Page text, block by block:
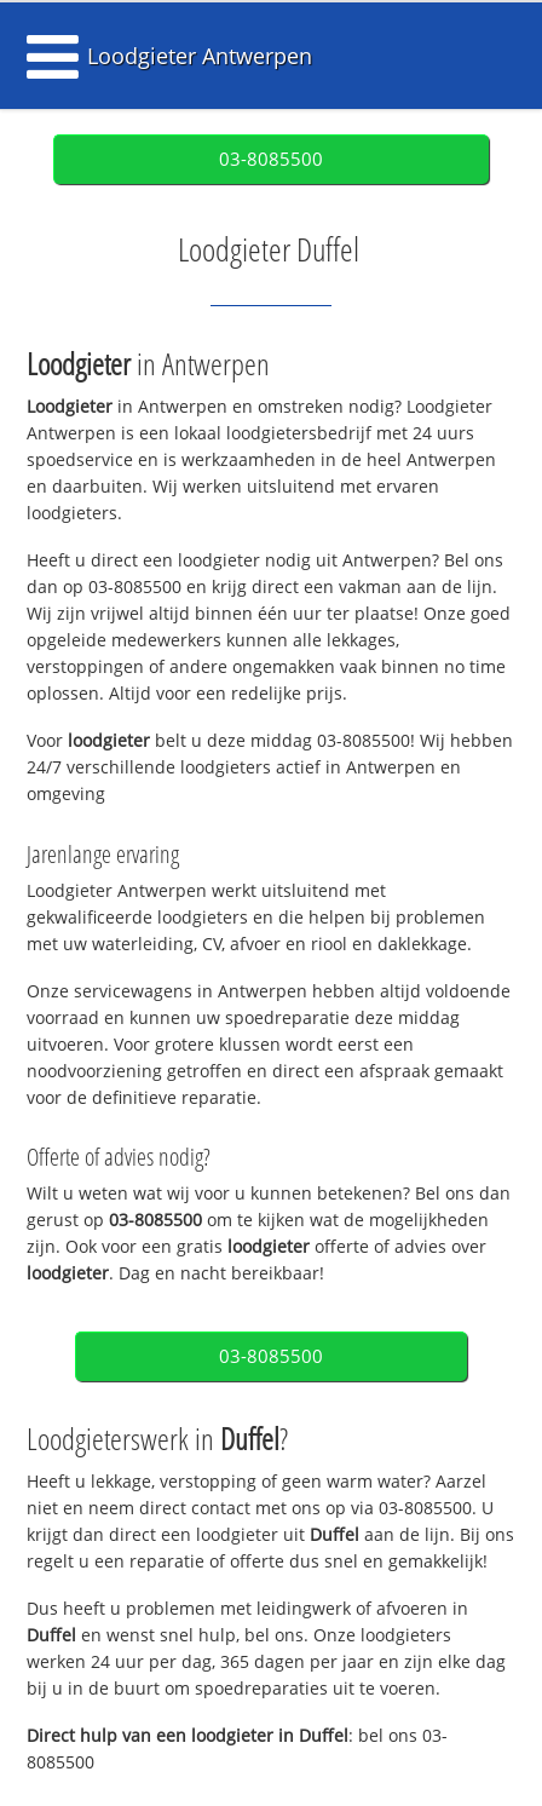
Loodgieter Antwerpen
03-8085500
Loodgieter Duffel
Loodgieterin Antwerpen
Loodgieter in Antwerpen en omstreken nodig? Loodgieter
Antwerpen is een lokaal loodgietersbedrijf met 24 uurs
spoedservice en is werkzaamheden in de heel Antwerpen
en daarbuiten. Wij werken uitsluitend met ervaren
loodgieters.
Heeft u direct een loodgieter nodig uit Antwerpen? Bel ons
dan op 03-8085500 en krijg direct een vakman aan de lijn.
Wij zijn vrijwel altijd binnen één uur ter plaatse! Onze goed
opgeleide medewerkers kunnen alle lekkages,
verstoppingen of andere ongemakken vaak binnen no time
oplossen. Altijd voor een redelijke prijs.
Voor loodgieter belt u deze middag 03-8085500! Wij hebben
24/7 verschillende loodgieters actief in Antwerpen en
omgeving
Jarenlange ervaring
Loodgieter Antwerpen werkt uitsluitend met
gekwalificeerde loodgieters en die helpen bij problemen
met uw waterleiding, CV, afvoer en riool en daklekkage.
Onze servicewagens in Antwerpen hebben altijd voldoende
voorraad en kunnen uw spoedreparatie deze middag
uitvoeren. Voor grotere klussen wordt eerst een
noodvoorziening getroffen en direct een afspraak gemaakt
voor de definitieve reparatie.
Offerte of advies nodig?
Wilt u weten wat wij voor u kunnen betekenen? Bel ons dan
gerust op03-8085500 om te kijken wat de mogelijkheden
zijn. Ook voor een gratis loodgieter offerte of advies over
loodgieter. Dag en nacht bereikbaar!
03-8085500
Loodgieterswerk in Duffel?
Heeft u lekkage, verstopping of geen warm water? Aarzel
niet en neem direct contact met ons op via 03-8085500. U
krijgt dan direct een loodgieter uit Duffel aan de lijn. Bij ons
regelt u een reparatie of offerte dus snel en gemakkelijk!
Dus heeft u problemen met leidingwerk of afvoeren in
Duffel en wenst snel hulp, bel ons. Onze loodgieters
werken 24 uur per dag, 365 dagen per jaar en zijn elke dag
bij u in de buurt om spoedreparaties uit te voeren.
Direct hulp van een loodgieter in Duffel: bel ons 03-
8085500